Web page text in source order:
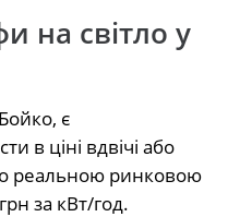
на світло у
є
в ціні вдвічі або
реальною ринковою
за кВт/год.